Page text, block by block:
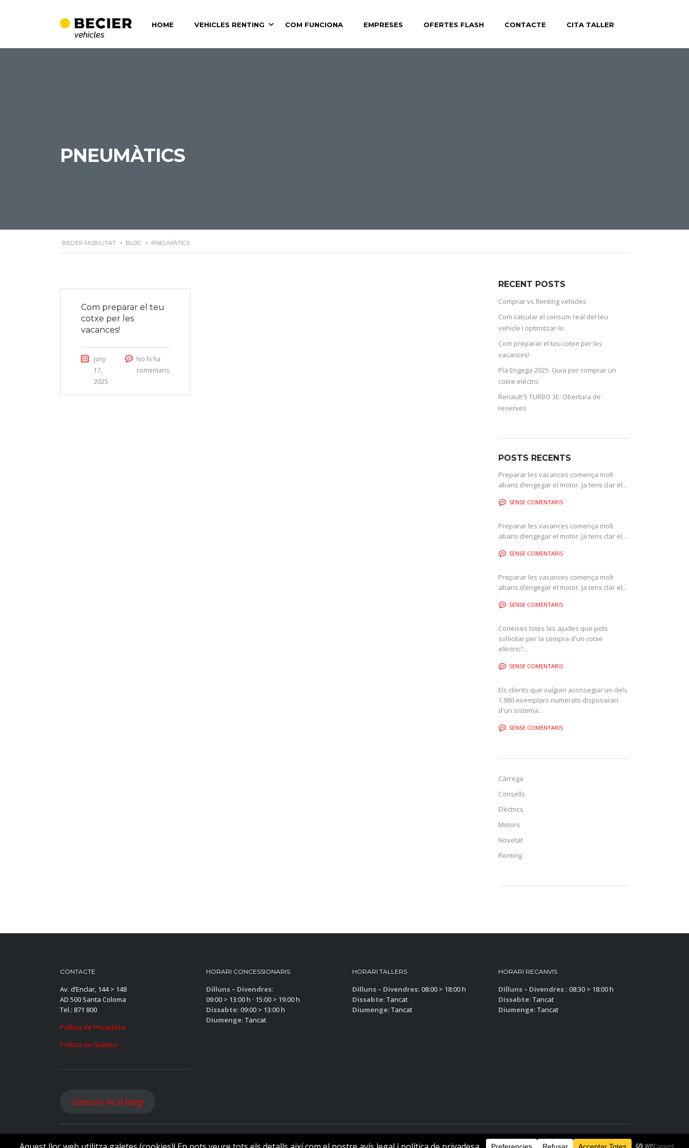
HOME VEHICLES RENTING COM FUNCIONA EMPRESES OFERTES FLASH CONTACTE CITA TALLER
PNEUMÀTICS
BECIER MOBILITAT > BLOG > PNEUMÀTICS
Com preparar el teu
cotxe per les
vacances!
juny
17,
2025
No hi ha
comentaris
RECENT POSTS
Comprar vs Renting vehicles
Com calcular el consum real del teu
vehicle i optimitzar-lo
Com preparar el teu cotxe per les
vacances!
Pla Engega 2025: Guia per comprar un
cotxe elèctric
Renault 5 TURBO 3E: Obertura de
reserves
POSTS RECENTS
Preparar les vacances comença molt
abans d’engegar el motor. Ja tens clar el...
SENSE COMENTARIS
Preparar les vacances comença molt
abans d’engegar el motor. Ja tens clar el...
SENSE COMENTARIS
Preparar les vacances comença molt
abans d’engegar el motor. Ja tens clar el...
SENSE COMENTARIS
Conèixes totes les ajudes que pots
sol·licitar per la compra d'un cotxe
elèctric?...
SENSE COMENTARIS
Els clients que vulguin aconseguir un dels
1.980 exemplars numerats disposaran
d'un sistema...
SENSE COMENTARIS
Càrrega
Consells
Elèctrics
Motors
Novetat
Renting
CONTACTE
Av. d’Enclar, 144 > 148
AD 500 Santa Coloma
Tel.: 871 800
Política de Privadesa
Política de Galetes
HORARI CONCESSIONARIS
Dilluns – Divendres:
09:00 > 13:00 h · 15:00 > 19:00 h
Dissabte: 09:00 > 13:00 h
Diumenge: Tancat
HORARI TALLERS
Dilluns – Divendres: 08:00 > 18:00 h
Dissabte: Tancat
Diumenge: Tancat
HORARI RECANVIS
Dilluns – Divendres : 08:30 > 18:00 h
Dissabte: Tancat
Diumenge: Tancat
Subscriu-te al blog!